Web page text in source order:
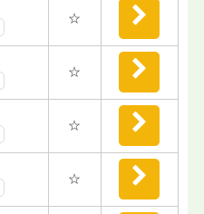
☆
☆
☆
☆